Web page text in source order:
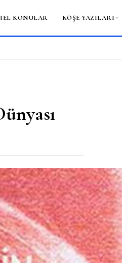
KONULAR KÖŞE YAZILARI